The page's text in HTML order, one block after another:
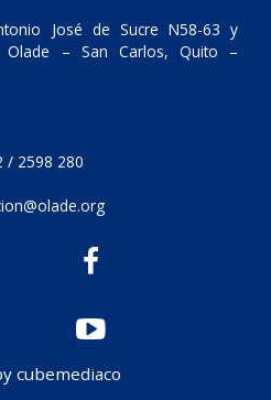
José de Sucre N58-63 y
Olade – San Carlos, Quito –
/ 2598 280
cubemediaco